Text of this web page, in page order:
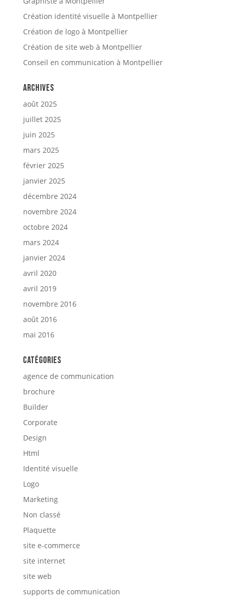
Création identité visuelle à Montpellier
Création de logo à Montpellier
Création de site web à Montpellier
Conseil en communication à Montpellier
Archives
août 2025
juillet 2025
juin 2025
mars 2025
février 2025
janvier 2025
décembre 2024
novembre 2024
octobre 2024
mars 2024
janvier 2024
avril 2020
avril 2019
novembre 2016
août 2016
mai 2016
Catégories
agence de communication
brochure
Builder
Corporate
Design
Html
Identité visuelle
Logo
Marketing
Non classé
Plaquette
site e-commerce
site internet
site web
supports de communication